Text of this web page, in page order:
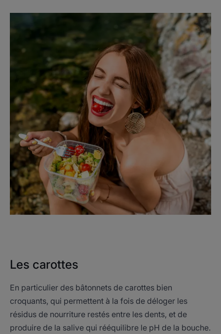
Les carottes
En particulier des bâtonnets de carottes bien
croquants, qui permettent à la fois de déloger les
résidus de nourriture restés entre les dents, et de
produire de la salive qui rééquilibre le pH de la bouche.